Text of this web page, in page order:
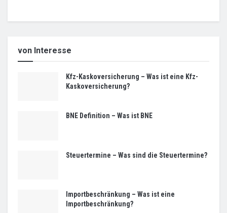
von Interesse
Kfz-Kaskoversicherung – Was ist eine Kfz-
Kaskoversicherung?
BNE Definition – Was ist BNE
Steuertermine – Was sind die Steuertermine?
Importbeschränkung – Was ist eine
Importbeschränkung?